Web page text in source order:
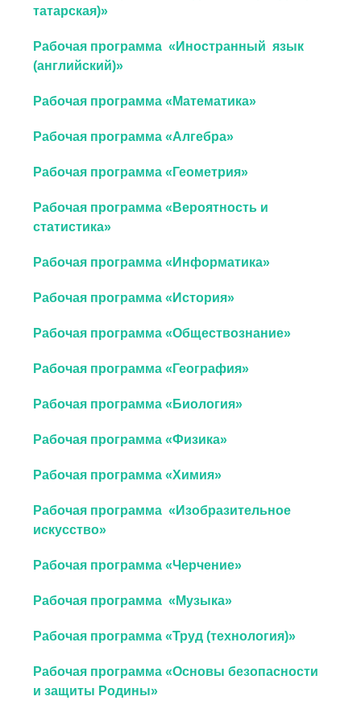
татарская)»
Рабочая программа «Иностранный язык
(английский)»
Рабочая программа «Математика»
Рабочая программа «Алгебра»
Рабочая программа «Геометрия»
Рабочая программа «Вероятность и
статистика»
Рабочая программа «Информатика»
Рабочая программа «История»
Рабочая программа «Обществознание»
Рабочая программа «География»
Рабочая программа «Биология»
Рабочая программа «Физика»
Рабочая программа «Химия»
Рабочая программа «Изобразительное
искусство»
Рабочая программа «Черчение»
Рабочая программа «Музыка»
Рабочая программа «Труд (технология)»
Рабочая программа «Основы безопасности
и защиты Родины»